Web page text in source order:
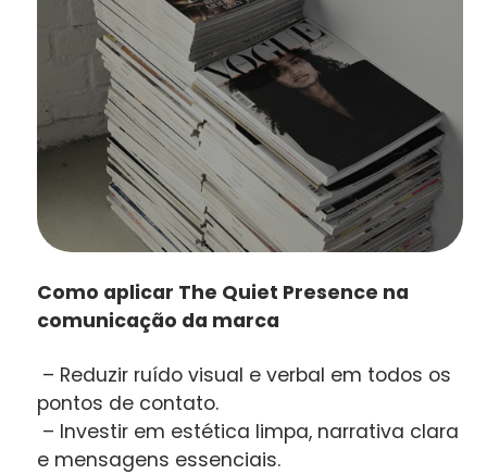
Como aplicar The Quiet Presence na
comunicação da marca
– Reduzir ruído visual e verbal em todos os
pontos de contato.
– Investir em estética limpa, narrativa clara
e mensagens essenciais.